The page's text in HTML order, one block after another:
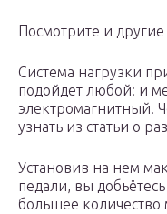
Посмотрите и
Система нагрузки
подойдет любой: и
электромагнитный.
узнать из статьи о
Установив на нем
педали, вы
большее количество